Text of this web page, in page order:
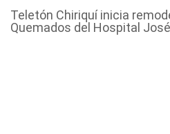
Teletón Chiriquí inicia
Quemados del Hospital